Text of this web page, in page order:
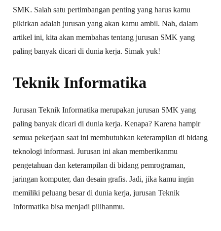
SMK. Salah satu pertimbangan penting yang harus kamu
pikirkan adalah jurusan yang akan kamu ambil. Nah, dalam
artikel ini, kita akan membahas tentang jurusan SMK yang
paling banyak dicari di dunia kerja. Simak yuk!
Teknik Informatika
Jurusan Teknik Informatika merupakan jurusan SMK yang
paling banyak dicari di dunia kerja. Kenapa? Karena hampir
semua pekerjaan saat ini membutuhkan keterampilan di bidang
teknologi informasi. Jurusan ini akan memberikanmu
pengetahuan dan keterampilan di bidang pemrograman,
jaringan komputer, dan desain grafis. Jadi, jika kamu ingin
memiliki peluang besar di dunia kerja, jurusan Teknik
Informatika bisa menjadi pilihanmu.